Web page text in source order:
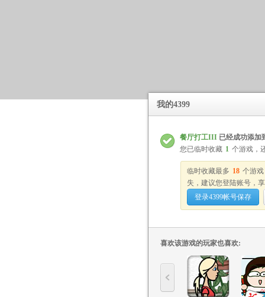
我的4399
餐厅打工III 已经成功添加
您已临时收藏 1 个游戏，
临时收藏最多 18 个游
失，建议您登陆账号，
登录4399帐号保存
喜欢该游戏的玩家也喜欢: